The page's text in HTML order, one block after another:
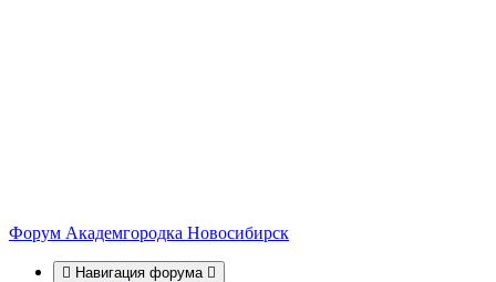
Форум Академгородка Новосибирск
Навигация форума